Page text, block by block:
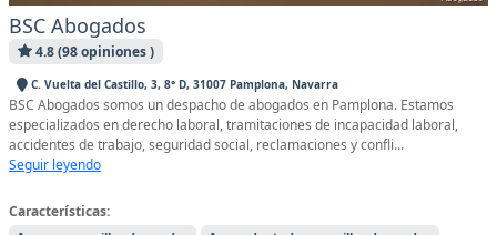
BSC Abogados
4.8 (98 opiniones )
C. Vuelta del Castillo, 3, 8° D, 31007 Pamplona, Navarra
BSC Abogados somos un despacho de abogados en Pamplona. Estamos
especializados en derecho laboral, tramitaciones de incapacidad laboral,
accidentes de trabajo, seguridad social, reclamaciones y confli...
Seguir leyendo
Características: